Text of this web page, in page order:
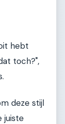
hebt
toch?",
deze stijl
juiste